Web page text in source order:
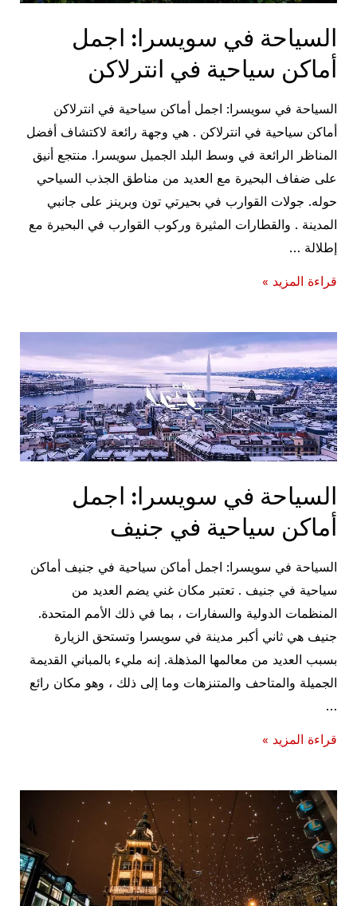
السياحة في سويسرا: اجمل
أماكن سياحية في انترلاكن
السياحة في سويسرا: اجمل أماكن سياحية في انترلاكن
أماكن سياحية في انترلاكن . هي وجهة رائعة لاكتشاف أفضل
المناظر الرائعة في وسط البلد الجميل سويسرا. منتجع أنيق
على ضفاف البحيرة مع العديد من مناطق الجذب السياحي
حوله. جولات القوارب في بحيرتي تون وبرينز على جانبي
المدينة . والقطارات المثيرة وركوب القوارب في البحيرة مع
إطلالة …
السياحة
اجمل
أماكن
سياحية
في
انترلاكن
قراءة المزيد »
السياحة في سويسرا: اجمل
أماكن سياحية في جنيف
السياحة في سويسرا: اجمل أماكن سياحية في جنيف أماكن
سياحية في جنيف . تعتبر مكان غني يضم العديد من
المنظمات الدولية والسفارات ، بما في ذلك الأمم المتحدة.
جنيف هي ثاني أكبر مدينة في سويسرا وتستحق الزيارة
بسبب العديد من معالمها المذهلة. إنه مليء بالمباني القديمة
الجميلة والمتاحف والمتنزهات وما إلى ذلك ، وهو مكان رائع
…
السياحة
اجمل
أماكن
سياحية
في
جنيف
قراءة المزيد »